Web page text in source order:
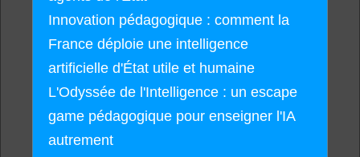
Innovation pédagogique : comment la
France déploie une intelligence
artificielle d'État utile et humaine
L'Odyssée de l'Intelligence : un escape
game pédagogique pour enseigner l'IA
autrement